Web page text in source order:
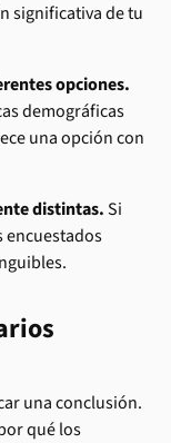
significativa de tu
opciones.
demográficas
una opción con
distintas. Si
encuestados
una conclusión.
qué los